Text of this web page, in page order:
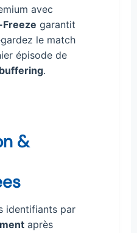
avec
garantit
le match
épisode de
.
&
identifiants par
après